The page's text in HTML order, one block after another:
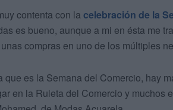
contenta con la celebración de la
es bueno, aunque a mi en ésta me
compras en uno de los múltiples
que es la Semana del Comercio, hay
en la Ruleta del Comercio y muchos